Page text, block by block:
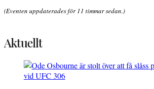
(Eventen uppdaterades för 11 timmar sedan.)
Aktuellt